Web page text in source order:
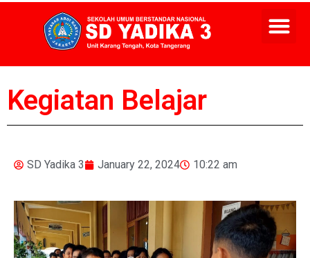
Kegiatan Belajar
SD Yadika 3 January 22, 2024 10:22 am